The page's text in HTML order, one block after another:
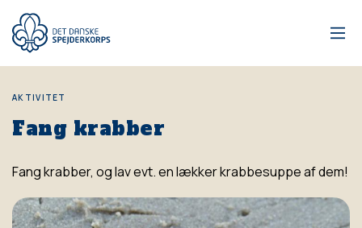
hovedindhold
AKTIVITET
Fang krabber
Fang krabber, og lav evt. en lækker krabbesuppe af dem!